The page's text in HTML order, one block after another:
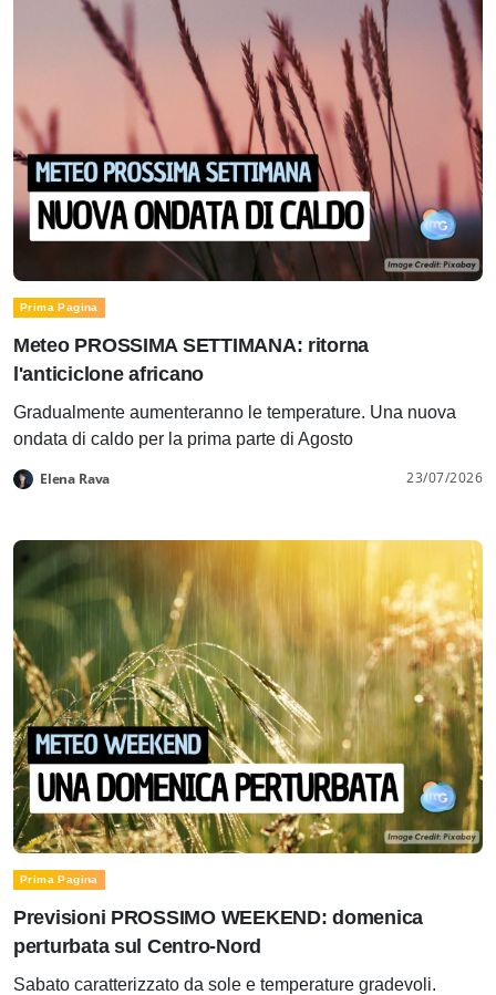
Prima Pagina
Meteo PROSSIMA SETTIMANA: ritorna
l'anticiclone africano
Gradualmente aumenteranno le temperature. Una nuova
ondata di caldo per la prima parte di Agosto
Elena Rava 23/07/2026
Prima Pagina
Previsioni PROSSIMO WEEKEND: domenica
perturbata sul Centro-Nord
Sabato caratterizzato da sole e temperature gradevoli.